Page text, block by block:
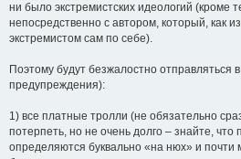
ни было экстремистских идеологий (кроме
непосредственно с автором, который, как
экстремистом сам по себе).
Поэтому будут безжалостно отправляться
предупреждения):
1) все платные тролли (не обязательно
потерпеть, но не очень долго – знайте, что
определяются буквально «на нюх» и почти